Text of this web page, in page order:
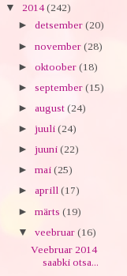
▼ 2014(242)
► detsember (20)
► november (28)
► oktoober (18)
► september (15)
► august (24)
► juuli (24)
► juuni (22)
► mai (25)
► aprill (17)
► märts (19)
▼ veebruar (16)
Veebruar 2014
saabki otsa...